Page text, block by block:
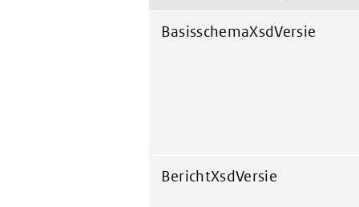
BasisschemaXsdVersie
BerichtXsdVersie